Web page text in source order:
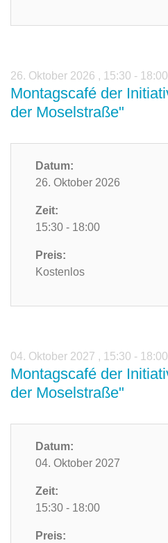
26. Oktober 2026 , 15:30 -
Montagscafé der
der Moselstraße"
Datum:
26. Oktober 2026
Zeit:
15:30 - 18:00
Preis:
Kostenlos
04. Oktober 2027 , 15:30 -
Montagscafé der
der Moselstraße"
Datum:
04. Oktober 2027
Zeit:
15:30 - 18:00
Preis: